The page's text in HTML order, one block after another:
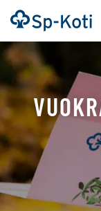
Siirry
sisältöön
Etusivu
Tällä